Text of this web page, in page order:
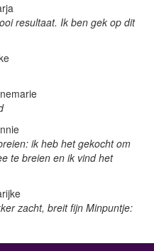
resultaat. Ik ben gek op dit
ik heb het gekocht om
te breien en ik vind het
zacht, breit fijn Minpuntje: